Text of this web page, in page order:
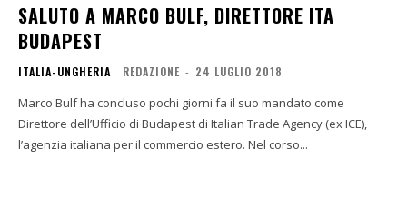
SALUTO A MARCO BULF, DIRETTORE ITA
BUDAPEST
ITALIA-UNGHERIA REDAZIONE - 24 LUGLIO 2018
Marco Bulf ha concluso pochi giorni fa il suo mandato come
Direttore dell’Ufficio di Budapest di Italian Trade Agency (ex ICE),
l’agenzia italiana per il commercio estero. Nel corso...